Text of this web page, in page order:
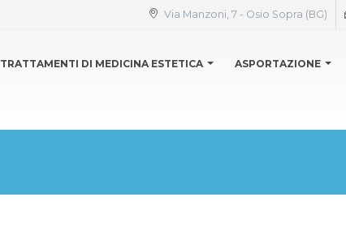
Via Manzoni, 7 - Osio Sopra (BG)
TRATTAMENTI DI MEDICINA ESTETICA ASPORTAZIONE